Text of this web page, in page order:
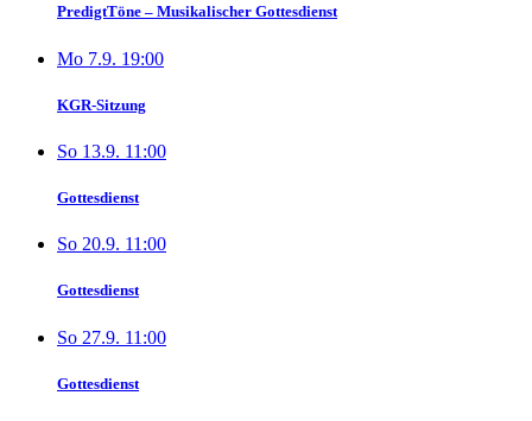
PredigtTöne – Musikalischer Gottesdienst
Mo 7.9. 19:00
KGR-Sitzung
So 13.9. 11:00
Gottesdienst
So 20.9. 11:00
Gottesdienst
So 27.9. 11:00
Gottesdienst